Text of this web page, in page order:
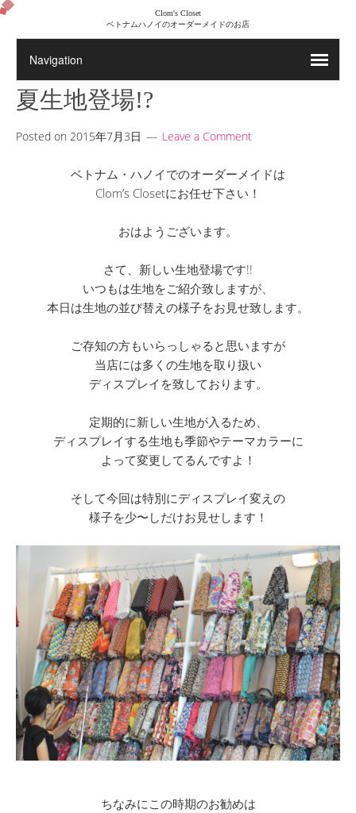
Clom's Closet
ベトナムハノイのオーダーメイドのお店
夏生地登場!?
Posted on 2015年7月3日 Leave a Comment
ベトナム・ハノイでのオーダーメイドは
Clom’s Closetにお任せ下さい！
おはようございます。
さて、新しい生地登場です!!
いつもは生地をご紹介致しますが、
本日は生地の並び替えの様子をお見せ致します。
ご存知の方もいらっしゃると思いますが
当店には多くの生地を取り扱い
ディスプレイを致しております。
定期的に新しい生地が入るため、
ディスプレイする生地も季節やテーマカラーに
よって変更してるんですよ！
そして今回は特別にディスプレイ変えの
様子を少〜しだけお見せします！
ちなみにこの時期のお勧めは